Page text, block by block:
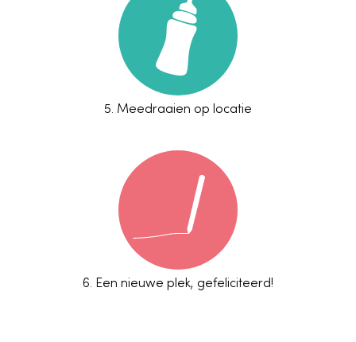
5. Meedraaien op locatie
6. Een nieuwe plek, gefeliciteerd!